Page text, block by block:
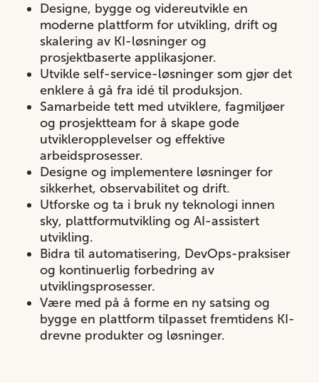
Designe, bygge og videreutvikle en
moderne plattform for utvikling, drift og
skalering av KI-løsninger og
prosjektbaserte applikasjoner.
Utvikle self-service-løsninger som gjør det
enklere å gå fra idé til produksjon.
Samarbeide tett med utviklere, fagmiljøer
og prosjektteam for å skape gode
utvikleropplevelser og effektive
arbeidsprosesser.
Designe og implementere løsninger for
sikkerhet, observabilitet og drift.
Utforske og ta i bruk ny teknologi innen
sky, plattformutvikling og AI-assistert
utvikling.
Bidra til automatisering, DevOps-praksiser
og kontinuerlig forbedring av
utviklingsprosesser.
Være med på å forme en ny satsing og
bygge en plattform tilpasset fremtidens KI-
drevne produkter og løsninger.